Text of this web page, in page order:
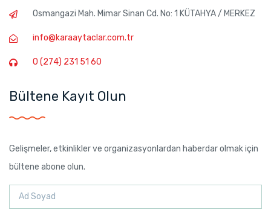
Osmangazi Mah. Mimar Sinan Cd. No: 1 KÜTAHYA / MERKEZ
info@karaaytaclar.com.tr
0 (274) 231 51 60
Bültene Kayıt Olun
Gelişmeler, etkinlikler ve organizasyonlardan haberdar olmak için
bültene abone olun.